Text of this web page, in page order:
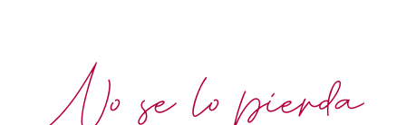
No se lo pierda